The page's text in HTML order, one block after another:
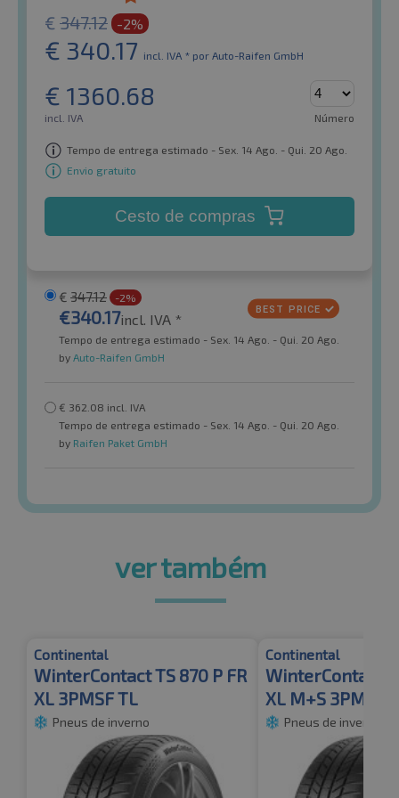
€ 347.12 -2%
€ 340.17 incl. IVA * por Auto-Raifen GmbH
€ 1360.68
incl. IVA Número
Tempo de entrega estimado - Sex. 14 Ago. - Qui. 20 Ago.
Envio gratuito
Cesto de compras
€ 347.12 -2%
€340.17incl. IVA *
Tempo de entrega estimado - Sex. 14 Ago. - Qui. 20 Ago.
by Auto-Raifen GmbH
€ 362.08 incl. IVA
Tempo de entrega estimado - Sex. 14 Ago. - Qui. 20 Ago.
by Raifen Paket GmbH
ver também
Continental
WinterContact TS 870 P FR
XL 3PMSF TL
Pneus de inverno
Continental
WinterContact
XL M+S 3PMSF
Pneus de inverno